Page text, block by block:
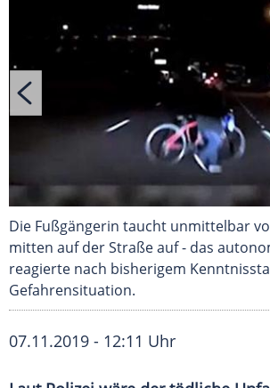
Die Fußgängerin taucht unmittelbar
mitten auf der Straße auf - das
reagierte nach bisherigem
Gefahrensituation.
07.11.2019 - 12:11 Uhr